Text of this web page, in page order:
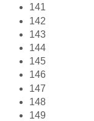
141
142
143
144
145
146
147
148
149